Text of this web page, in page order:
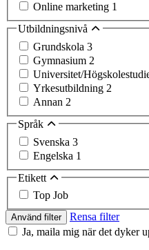
Online marketing 1
Utbildningsnivå
Grundskola 3
Gymnasium 2
Universitet/
Yrkesutbildning 2
Annan 2
Språk
Svenska 3
Engelska 1
Etikett
Top Job
Använd filter
Rensa filter
Ja, maila mig när det dyker